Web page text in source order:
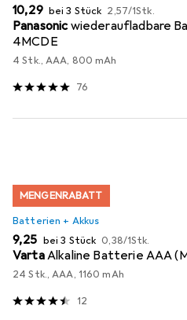
EUR
10,29 bei 3 Stück EUR
2,57/1Stk.
Panasonicwiederaufladbare
4MCDE
4 Stk., AAA, 800 mAh
76
MENGENRABATT
Batterien + Akkus
EUR
9,25 bei 3 Stück EUR
0,38/1Stk.
VartaAlkaline Batterie AAA
24 Stk., AAA, 1160 mAh
12